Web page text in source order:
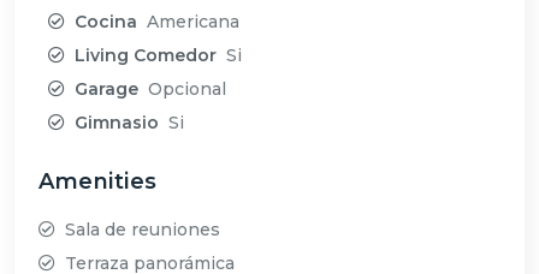
Cocina Americana
Living Comedor Si
Garage Opcional
Gimnasio Si
Amenities
Sala de reuniones
Terraza panorámica